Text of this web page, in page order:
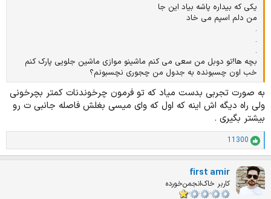
یکی که بیداره پاشه بیاد این جا
من دلم اسپم می خاد
.
.
.
بچه ها!تو دوبل من سعی می کنم ماشینو موازی ماشین جلویی پارک کنم
خب اون چسبونده به جدول من چجوری نچسبونم؟
به صورت تجربی بدست میاد که تو فرمون چرخوندنات کمتر بچرخونی
ولی راه دیگه اش اینه که اول که وای میسی بغلش فاصله جانبی ت رو
بیشتر بگیری .
ا
م
ت
ی
ا
ز
11300
first amir
کاربر خاک‌انجمن‌خورده